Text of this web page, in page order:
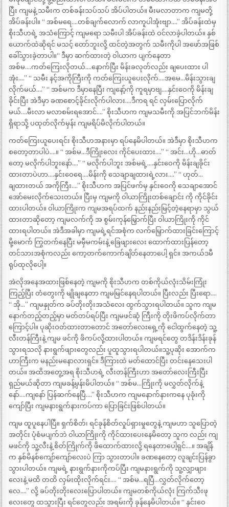
ပြီး ကျမနဲ့ သမီးက တစ်ခန်းသပ်သပ် အိပ်ပါတယ်။ မီးမလာတာက ကျမတို့
အိပ်ခန်းပါ။ “ အစ်မရေ….တစ်ချက်လောက် လာကူပါအုံးဗျာ….” အိပ်ခန်းထဲမှ
စိုးသီဟရဲ့ အသံကြောင့် ကျမရော သမီးပါ အိပ်ခန်းထဲ ဝင်လာခဲ့ပါတယ်။ နှစ်
ယောက်ထဲဆိုရင် မသင့် တော်ဘူးလို့ ထင်တဲ့အတွက် သမီးကိုပါ အဖော်အဖြစ်
ခေါ်သွားခဲ့တာပါ။“ ဒီမှာ ဆက်ထားတဲ့ ဝါယာက ပျက်နေတာ
အစ်မ….ကတ်ကြေးလိုတယ်….နောက်ပြီး မိန်းခလုတ်လည်း ချပေးထား ပါ
အုံး….” “ သမီး နင့်အကိုကြီးကို ကတ်ကြေးယူပေးလိုက်….အမေ…မိန်းသွားချ
လိုက်မယ်….” “ အစ်မက ဒီမှာနေပြီး ကျနော့်ကို ကူရမှာဗျ….နှင်းဝေကို မိန်းချ
ခိုင်းပြီး အဲဒီမှာ ခဏစောင့်ခိုင်းလိုက်ပါလား….ဒီကရ ရင် လှမ်းပြောလိုက်
မယ်….မီးလာ မလာစမ်းရအောင်….” စိုးသီဟက ကျမသမီးကို အပြင်ဘက်မိန်း
ရှိရာသို့ ပထုတ်လိုက်မှန်း ကျမရိပ်မိလိုက်ပါတယ်။
ကတ်ကြေးယူပေးရင်း စိုးသီဟအနားမှာ ရပ်နေမိပါတယ်။ အဲဒီမှာ စိုးသီဟက
စတော့တာပါပဲ….။ “ အစ်မ…ဒီကြိုးလေး ကိုင်ပေးထား….” “ အင်း…ဟို…ဓာတ်
တော့ မလိုက်ပါဘူးနော်….” “ မလိုက်ပါဘူး အစ်မရဲ့….နှင်းဝေကို မိန်းချခိုင်း
ထားတာပဲဟာ….နှင်းဝေရေ….မိန်းကို သေချာချထားရဲ့လား….” “ ဟုတ်…
ချထားတယ် အကိုကြီး….” စိုးသီဟက အပြင်ဖက်မှ နှင်းဝေကို သေချာအောင်
အော်မေးလိုက်သေးတယ်။ ပြီးမှ ကျမကို ဝါယာကြိုးတစ်ချောင်း ကို ကိုင်ခိုင်း
ထားပါတယ်။ ဝါယာကြိုးက ကျမအရပ်ထက် နည်းနည်းမြင့်တဲ့နေရာမှာ သွယ်
ထားတာဆိုတော့ ကျမလက်ကို အ စွမ်းကုန်မြှောက်ပြီး ဝါယာကြိုးကို ကိုင်
ထားရပါတယ်။ အဲဒီအခါမှာ ကျမရဲ့ရင်အစုံက လက်မြှောက်ထားခြင်းကြောင့်
မို့မောက် ကြွတက်နေပြီး မမှီမကမ်းနဲ့ ခြေဖျားလေး ထောက်ထားပြန်တော့
တင်သားအစုံကလည်း ကော့တက်ကောက်ချိတ်နေတာပေါ့ ရှင်။ အကယ်ဒမီ
ရုပ်ထုလိုပေါ့။
အဲလိုအနေအထားဖြစ်နေတဲ့ ကျမကို စိုးသီဟက တစ်ကိုယ်လုံးသိမ်းကြုံး
ကြည့်ပြီး တံတွေးကို မျိုချနေတာ ကျမမြင်နေရပါတယ်။ ပြီးလည်း ပြီးရော….
“ အို…” ကျမနှုတ်က ခပ်တိုးတိုးအသံလေး ထွက်သွားရပါတယ်။ သူက ကျမ
နောက်တည့်တည့်မှာ မတ်တပ်ရပ်ပြီး ကျမဖင်ဆုံ ကြီးကို တိုးဖိကပ်လိုက်တာ
ကြောင့်ပါ။ ပုဆိုးဝတ်ထားတာတောင် အတော်လေးရှေ့ကို ငေါထွက်နေတဲ့ သူ့
လီးတန်ကြီးနဲ့ ကျမ ဖင်ကို ဖိကပ်လို့ထားပါတယ်။ ကျမရင်တွေ တဒိန်းဒိန်းခုန်
သွားရသလို နားရွက်ဖျားတွေလည်း ပူထူသွားရပါတယ်။သူ့ပုဆိုး အောက်က
ဟာကြီးက မနည်းမနောလားရှင်။ ဒီကြားထဲ မတ်ထောင်ပြီး တင်းနေသေးပါ
တယ်။ အထိအတွေ့အရ စိုးသီဟရဲ့ လီးတန်ကြီးဟာ အတော်လေးကြီးပြီး
ရှည်မယ်ဆိုတာ ကျမခန့်မှန်းမိပါတယ်။ “ အစ်မ…ကြိုးကို မလွှတ်လိုက်နဲ့
နော်….ကျနော် ပြန်ဆက်နေပြီ….” စိုးသီဟက ကျမနောက်နားကနေ ပုခုံးကို
ကျော်ပြီး ကျမနားရွက်နားကပ်ကာ ပြောခြင်းဖြစ်ပါတယ်။
ကျမ ထူပူနေပါပြီ။ ရှက်စိတ်၊ ရင်ခုန်စိတ်လှုပ်ရှားမှုတွေနဲ့ ကျမဟာ သူပြောတဲ့
အတိုင်း ပုံစံမပျက်ဘဲ ဝါယာကြိုးကို ကိုင်ထားပေးနေမိတော့ သူက လည်း ကျ
မဖင်ကို သူ့လီးနဲ့ စိတ်ကြိုက်ကို ဖိထောက်ထားလို့ ရနေတာပေါ့ရှင်….။ အချိန်
က နှစ်မိနစ်ကျော်ကျော်လေးပဲ ကြာ သွားတာပါ။ ခဏနေတော့ လူချင်းပြန်ခွာ
သွားပါတယ်။ ကျမရဲ့ နားရွက်နားကိုကပ်ပြီး ကျမနားရွက်ကို သူ့လျှာဖျား
လေးနဲ့ မထိ တထိ လှမ်းထိုးလိုက်ရင်း…. “ အစ်မ…ရပြီ…လွှတ်လိုက်တော့
လေ….” လို့ ခပ်တိုးတိုးလေးပြောပါတယ်။ ကျမတစ်ကိုယ်လုံး ကြက်သီးဖု
လေးတွေ ထသွားပြီး ရင်တွေလည်း အရမ်းကို ခုန်နေမိပါတယ်။ “ နှင်းဝေ